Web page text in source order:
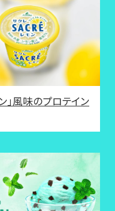
」風味のプロテイン